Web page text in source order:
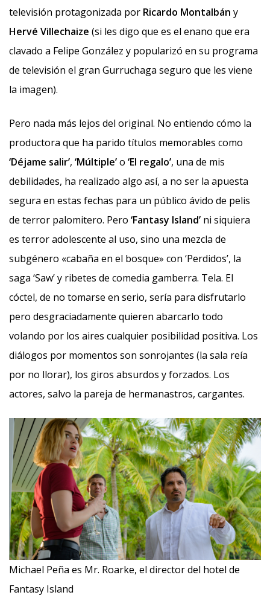
televisión protagonizada por Ricardo Montalbán y
Hervé Villechaize (si les digo que es el enano que era
clavado a Felipe González y popularizó en su programa
de televisión el gran Gurruchaga seguro que les viene
la imagen).
Pero nada más lejos del original. No entiendo cómo la
productora que ha parido títulos memorables como
‘Déjame salir’, ‘Múltiple’o ‘El regalo’, una de mis
debilidades, ha realizado algo así, a no ser la apuesta
segura en estas fechas para un público ávido de pelis
de terror palomitero. Pero ‘Fantasy Island’ ni siquiera
es terror adolescente al uso, sino una mezcla de
subgénero «cabaña en el bosque» con ‘Perdidos’, la
saga ‘Saw’ y ribetes de comedia gamberra. Tela. El
cóctel, de no tomarse en serio, sería para disfrutarlo
pero desgraciadamente quieren abarcarlo todo
volando por los aires cualquier posibilidad positiva. Los
diálogos por momentos son sonrojantes (la sala reía
por no llorar), los giros absurdos y forzados. Los
actores, salvo la pareja de hermanastros, cargantes.
Michael Peña es Mr. Roarke, el director del hotel de
Fantasy Island